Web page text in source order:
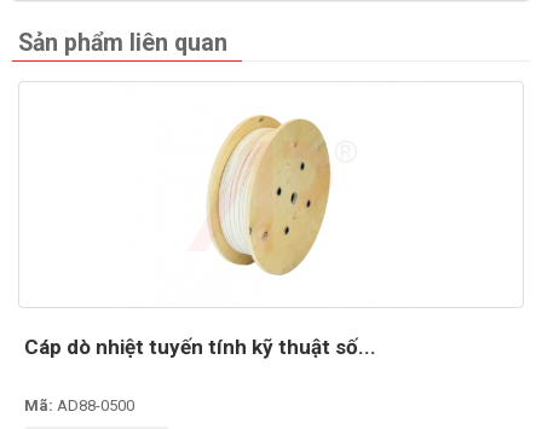
Sản phẩm liên quan
Cáp dò nhiệt tuyến tính kỹ thuật số...
Mã: AD88-0500